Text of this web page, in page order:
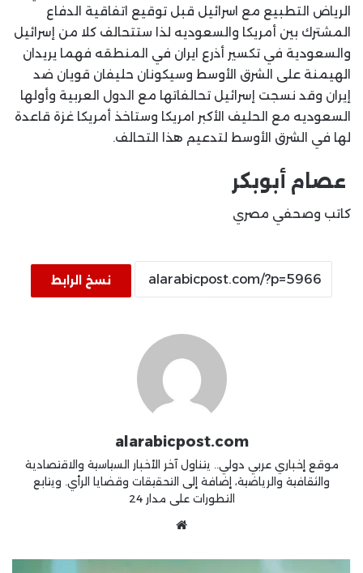
الرياض التطبيع مع اسرائيل قبل توقيع اتفاقية الدفاع
المشترك بين أمريكا والسعوديه لذا ستتحالف كلا من إسرائيل
والسعودية في تكسير أذرع ايران في المنطقه فهما يريدان
الهيمنة على الشرق الأوسط وسيكونان حليفان قويان ضد
إيران وقد نسجت إسرائيل تحالفاتها مع الدول العربية وأولها
السعوديه مع الحليف الأكبر امريكا وستاخذ أمريكا غزة قاعدة
لها في الشرق الأوسط لتدعيم هذا التحالف.
عصام أبوبكر
كاتب وصحفي مصري
نسخ الرابط
alarabicpost.com
موقع إخباري عربي دولي.. يتناول آخر الأخبار السياسية والاقتصادية
والثقافية والرياضية، إضافة إلى التحقيقات وقضايا الرأي. ويتابع
التطورات على مدار 24